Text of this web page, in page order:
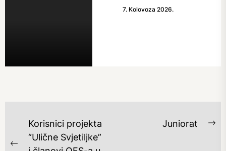
7. Kolovoza 2026.
NAVIGACIJA
OBJAVA
Korisnici projekta
“Ulične Svjetiljke”
Juniorat